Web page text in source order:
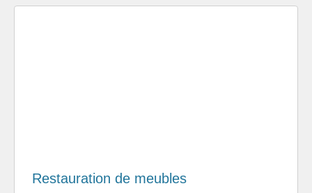
Restauration de meubles